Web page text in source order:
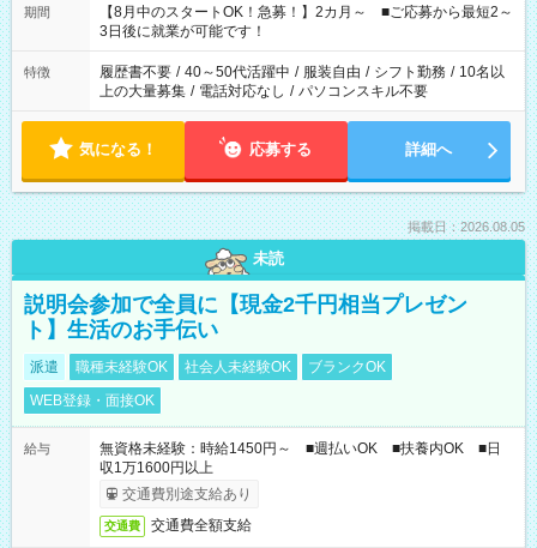
「できれば残業はしたくない」 など、ご希望を教えてください
ね。 ※Wワーク希望の方へ 今ご覧のお仕事で希望する勤務時間
と、もう1つのお仕事の勤務時間。 合計で週40時間を超える場
合は応募できません。
期間
【8月中のスタートOK！急募！】2カ月～ ■ご応募から最短2～
3日後に就業が可能です！
特徴 履歴書不要 / 40～50代活躍中 / 服装自由 / シフト勤務 / 10名以
上の大量募集 / 電話対応なし / パソコンスキル不要
気になる！ 応募する 詳細へ
掲載日：2026.08.05
未読
説明会参加で全員に【現金2千円相当プレゼン
ト】生活のお手伝い
派遣 職種未経験OK 社会人未経験OK
ブランクOK
WEB登録・面接OK
給与
無資格未経験：時給1450円～ ■週払いOK ■扶養内OK ■日
収1万1600円以上
交通費別途支給あり
交通費 交通費全額支給